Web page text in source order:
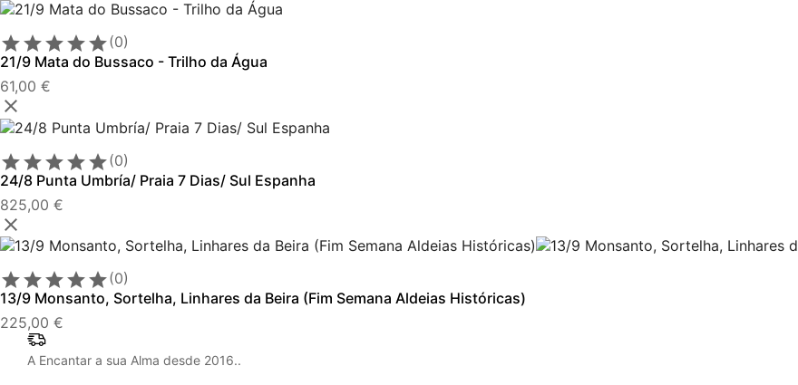
(0)
21/9 Mata do Bussaco - Trilho da Água
61,00 €

(0)
24/8 Punta Umbría/ Praia 7 Dias/ Sul Espanha
825,00 €

(0)
13/9 Monsanto, Sortelha, Linhares da Beira (Fim Semana Aldeias Históricas)
225,00 €
A Encantar a sua Alma desde 2016..